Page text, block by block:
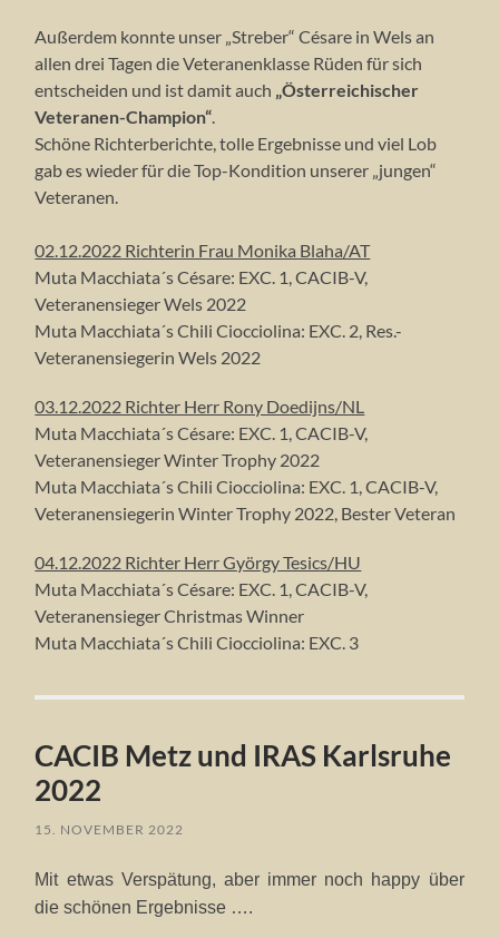
Außerdem konnte unser „Streber“ Césare in Wels an
allen drei Tagen die Veteranenklasse Rüden für sich
entscheiden und ist damit auch „Österreichischer
Veteranen-Champion“.
Schöne Richterberichte, tolle Ergebnisse und viel Lob
gab es wieder für die Top-Kondition unserer „jungen“
Veteranen.
02.12.2022 Richterin Frau Monika Blaha/AT
Muta Macchiata´s Césare: EXC. 1, CACIB-V,
Veteranensieger Wels 2022
Muta Macchiata´s Chili Ciocciolina: EXC. 2, Res.-
Veteranensiegerin Wels 2022
03.12.2022 Richter Herr Rony Doedijns/NL
Muta Macchiata´s Césare: EXC. 1, CACIB-V,
Veteranensieger Winter Trophy 2022
Muta Macchiata´s Chili Ciocciolina: EXC. 1, CACIB-V,
Veteranensiegerin Winter Trophy 2022, Bester Veteran
04.12.2022 Richter Herr György Tesics/HU
Muta Macchiata´s Césare: EXC. 1, CACIB-V,
Veteranensieger Christmas Winner
Muta Macchiata´s Chili Ciocciolina: EXC. 3
CACIB Metz und IRAS Karlsruhe
2022
15. NOVEMBER 2022
Mit etwas Verspätung, aber immer noch happy über
die schönen Ergebnisse ….